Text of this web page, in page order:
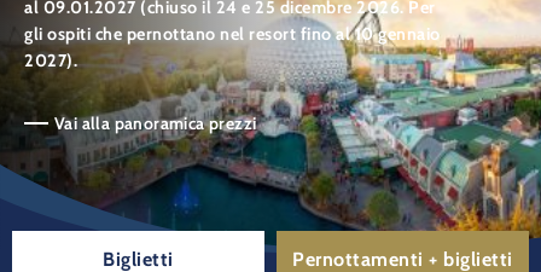
al 09.01.2027 (chiuso il 24 e 25 dicembre 2026. Per
gli ospiti che pernottano nel resort fino al 10 gennaio
2027).
Vai alla panoramica prezzi
Biglietti Pernottamenti + biglietti